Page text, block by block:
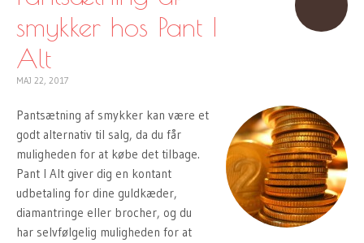
smykker hos Pant I
Alt
MAJ 22, 2017
Pantsætning af smykker kan være et
godt alternativ til salg, da du får
muligheden for at købe det tilbage.
Pant I Alt giver dig en kontant
udbetaling for dine guldkæder,
diamantringe eller brocher, og du
har selvfølgelig muligheden for at